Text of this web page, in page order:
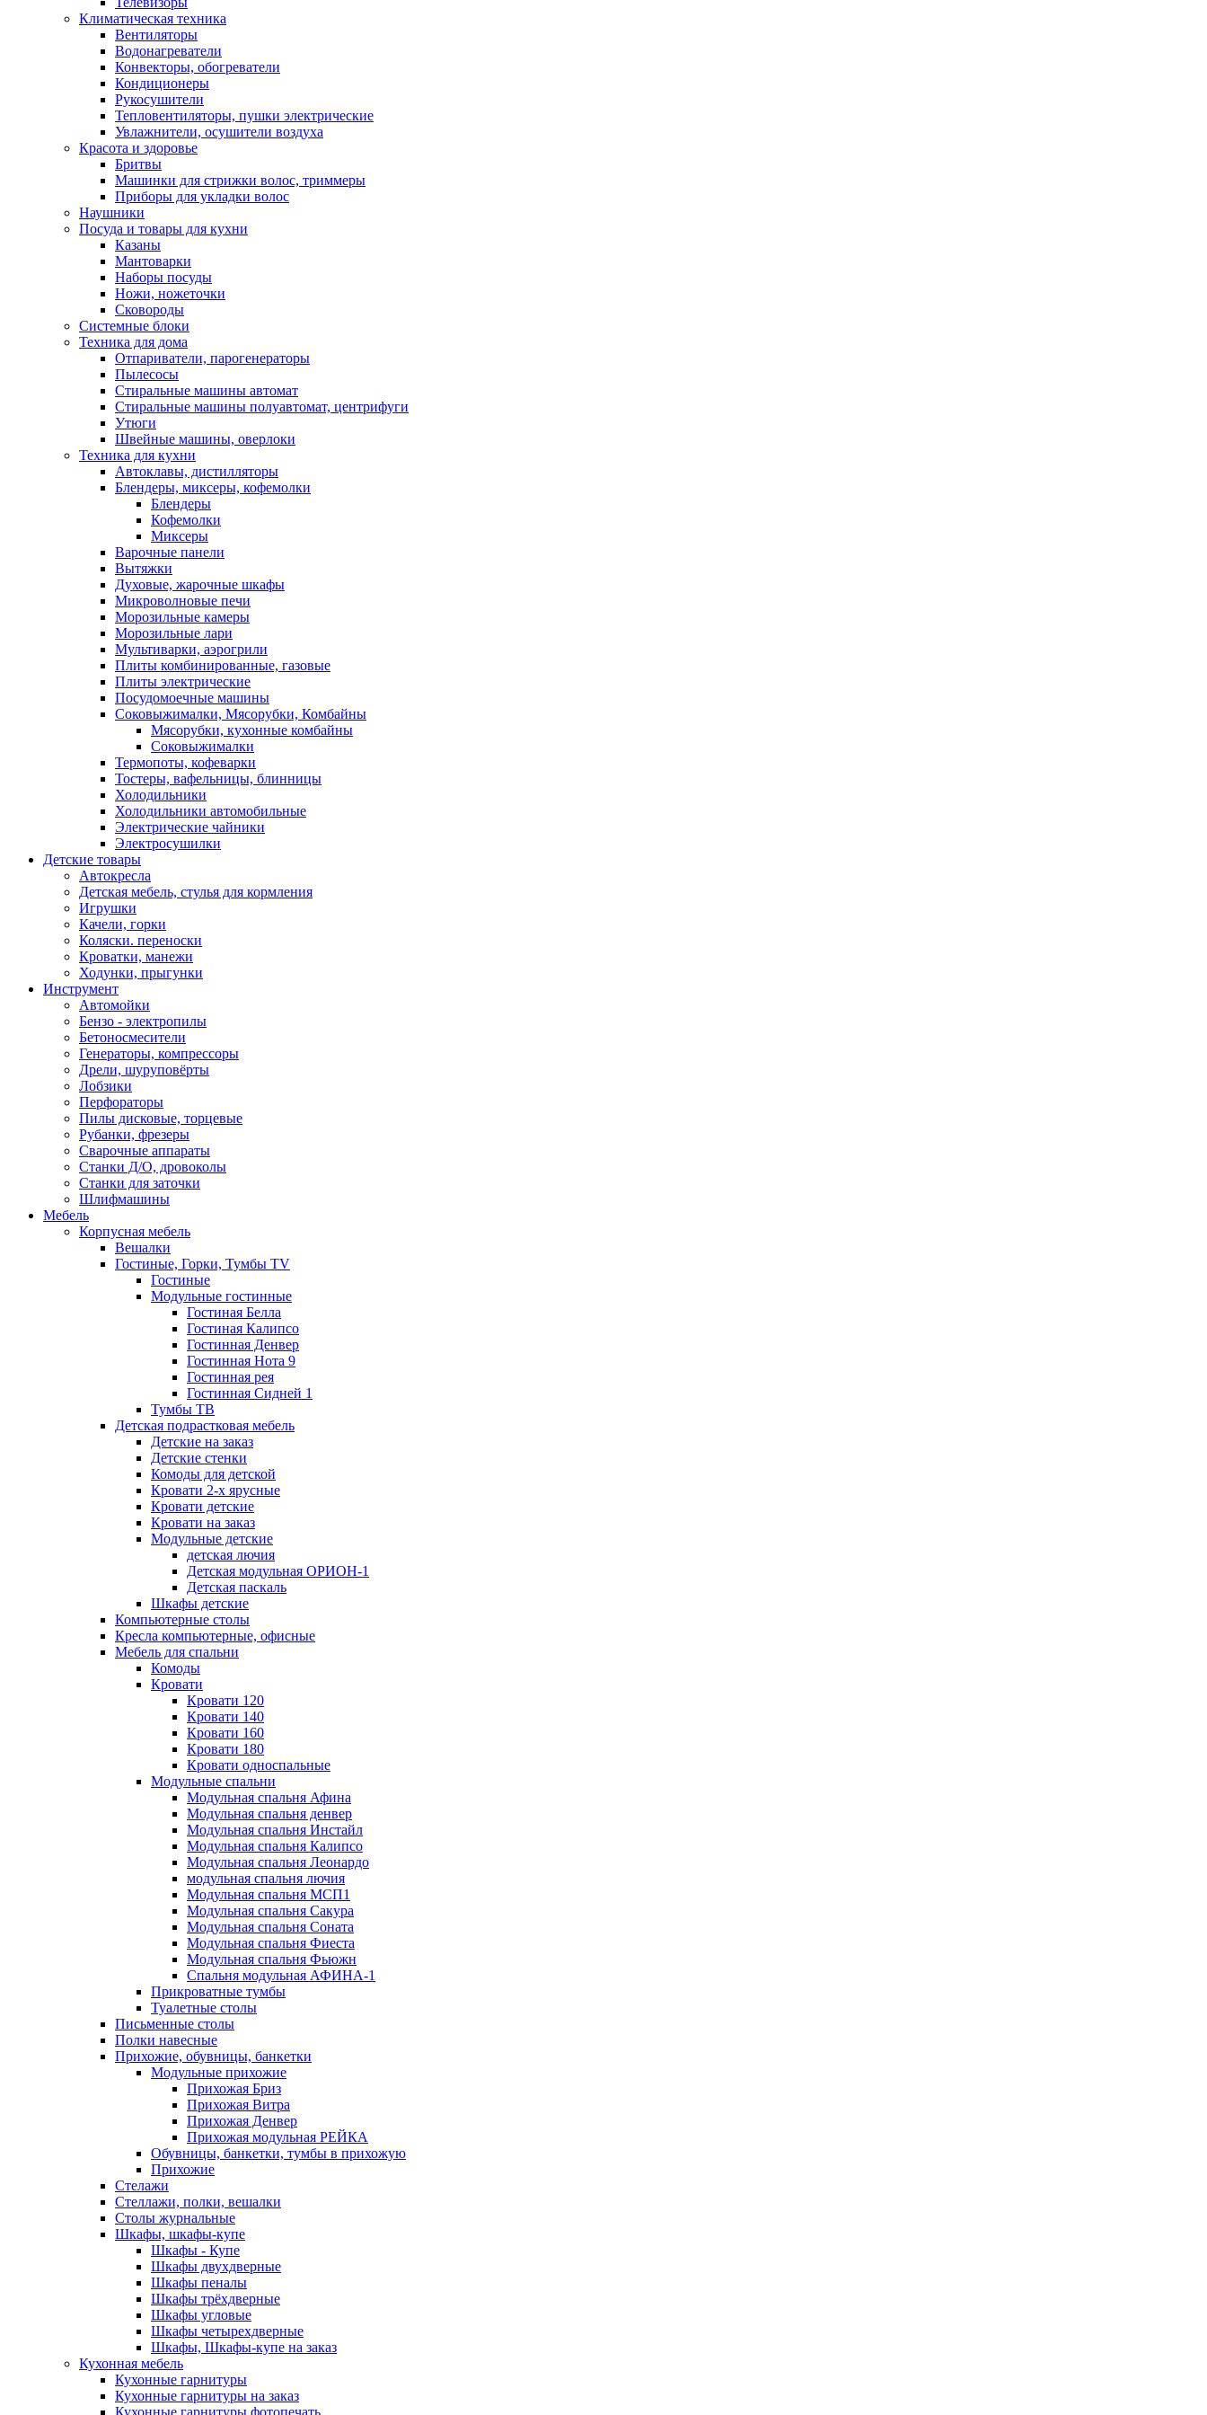
Климатическая техника
Вентиляторы
Водонагреватели
Конвекторы, обогреватели
Кондиционеры
Рукосушители
Тепловентиляторы, пушки электрические
Увлажнители, осушители воздуха
Красота и здоровье
Бритвы
Машинки для стрижки волос, триммеры
Приборы для укладки волос
Наушники
Посуда и товары для кухни
Казаны
Мантоварки
Наборы посуды
Ножи, ножеточки
Сковороды
Системные блоки
Техника для дома
Отпариватели, парогенераторы
Пылесосы
Стиральные машины автомат
Стиральные машины полуавтомат, центрифуги
Утюги
Швейные машины, оверлоки
Техника для кухни
Автоклавы, дистилляторы
Блендеры, миксеры, кофемолки
Блендеры
Кофемолки
Миксеры
Варочные панели
Вытяжки
Духовые, жарочные шкафы
Микроволновые печи
Морозильные камеры
Морозильные лари
Мультиварки, аэрогрили
Плиты комбинированные, газовые
Плиты электрические
Посудомоечные машины
Соковыжималки, Мясорубки, Комбайны
Мясорубки, кухонные комбайны
Соковыжималки
Термопоты, кофеварки
Тостеры, вафельницы, блинницы
Холодильники
Холодильники автомобильные
Электрические чайники
Электросушилки
Детские товары
Автокресла
Детская мебель, стулья для кормления
Игрушки
Качели, горки
Коляски. переноски
Кроватки, манежи
Ходунки, прыгунки
Инструмент
Автомойки
Бензо - электропилы
Бетоносмесители
Генераторы, компрессоры
Дрели, шуруповёрты
Лобзики
Перфораторы
Пилы дисковые, торцевые
Рубанки, фрезеры
Сварочные аппараты
Станки Д/О, дровоколы
Станки для заточки
Шлифмашины
Мебель
Корпусная мебель
Вешалки
Гостиные, Горки, Тумбы TV
Гостиные
Модульные гостинные
Гостиная Белла
Гостиная Калипсо
Гостинная Денвер
Гостинная Нота 9
Гостинная рея
Гостинная Сидней 1
Тумбы ТВ
Детская подрастковая мебель
Детские на заказ
Детские стенки
Комоды для детской
Кровати 2-х ярусные
Кровати детские
Кровати на заказ
Модульные детские
детская лючия
Детская модульная ОРИОН-1
Детская паскаль
Шкафы детские
Компьютерные столы
Кресла компьютерные, офисные
Мебель для спальни
Комоды
Кровати
Кровати 120
Кровати 140
Кровати 160
Кровати 180
Кровати односпальные
Модульные спальни
Модульная спальня Афина
Модульная спальня денвер
Модульная спальня Инстайл
Модульная спальня Калипсо
Модульная спальня Леонардо
модульная спальня лючия
Модульная спальня МСП1
Модульная спальня Сакура
Модульная спальня Соната
Модульная спальня Фиеста
Модульная спальня Фьюжн
Спальня модульная АФИНА-1
Прикроватные тумбы
Туалетные столы
Письменные столы
Полки навесные
Прихожие, обувницы, банкетки
Модульные прихожие
Прихожая Бриз
Прихожая Витра
Прихожая Денвер
Прихожая модульная РЕЙКА
Обувницы, банкетки, тумбы в прихожую
Прихожие
Стелажи
Стеллажи, полки, вешалки
Столы журнальные
Шкафы, шкафы-купе
Шкафы - Купе
Шкафы двухдверные
Шкафы пеналы
Шкафы трёхдверные
Шкафы угловые
Шкафы четырехдверные
Шкафы, Шкафы-купе на заказ
Кухонная мебель
Кухонные гарнитуры
Кухонные гарнитуры на заказ